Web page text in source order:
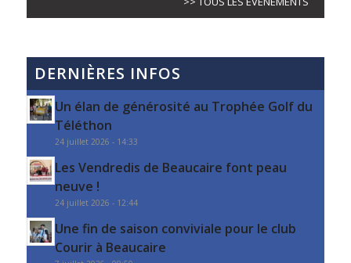
DERNIÈRES INFOS
Un élan de générosité au Trophée Golf du
Téléthon
24 juillet 2026 - 14:33
Les Vendredis de Beaucaire font peau
neuve !
24 juillet 2026 - 12:44
Une fin de saison conviviale pour le club
Courir à Beaucaire